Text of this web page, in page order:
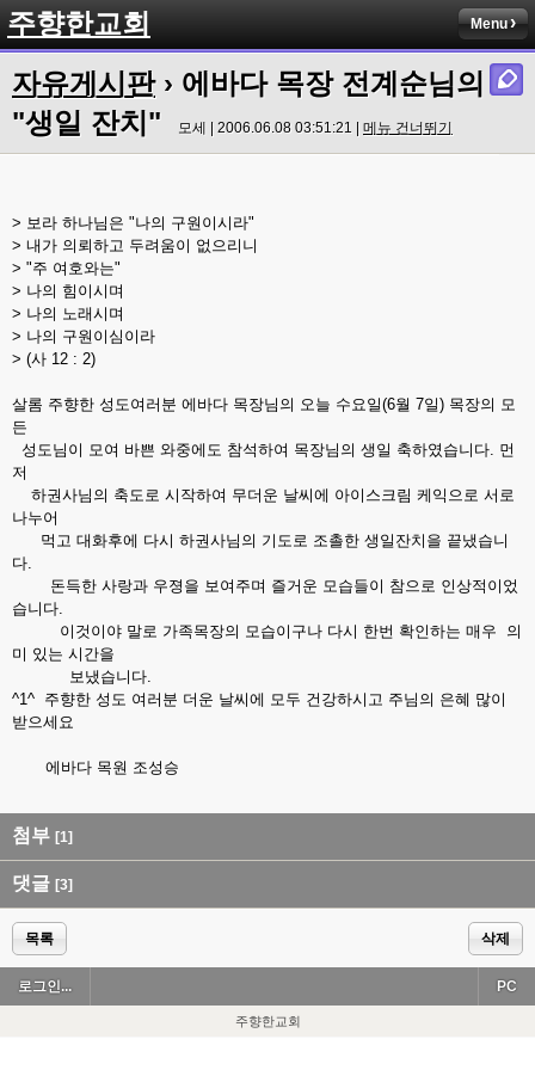
주향한교회 Menu
자유게시판› 에바다 목장 전계순님의
"생일 잔치"
모세 | 2006.06.08 03:51:21 | 메뉴 건너뛰기
> 보라 하나님은 "나의 구원이시라"
> 내가 의뢰하고 두려움이 없으리니
> "주 여호와는"
> 나의 힘이시며
> 나의 노래시며
> 나의 구원이심이라
> (사 12 : 2)
살롬 주향한 성도여러분 에바다 목장님의 오늘 수요일(6월 7일) 목장의 모
든
성도님이 모여 바쁜 와중에도 참석하여 목장님의 생일 축하였습니다. 먼
저
하권사님의 축도로 시작하여 무더운 날씨에 아이스크림 케익으로 서로
나누어
먹고 대화후에 다시 하권사님의 기도로 조촐한 생일잔치을 끝냈습니
다.
돈득한 사랑과 우졍을 보여주며 즐거운 모습들이 참으로 인상적이었
습니다.
이것이야 말로 가족목장의 모습이구나 다시 한번 확인하는 매우 의
미 있는 시간을
보냈습니다.
^1^ 주향한 성도 여러분 더운 날씨에 모두 건강하시고 주님의 은혜 많이
받으세요
에바다 목원 조성승
첨부 [1]
댓글 [3]
목록 삭제
로그인... PC
주향한교회